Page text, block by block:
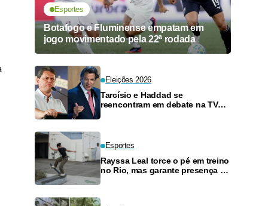
Esportes
Botafogo e Fluminense empatam em
jogo movimentado pela 22ª rodada
Eleições 2026
Tarcísio e Haddad se
reencontram em debate na TV
Esportes
Rayssa Leal torce o pé em treino
no Rio, mas garante presença no